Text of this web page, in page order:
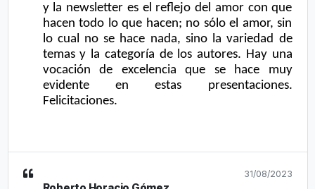
y la newsletter es el reflejo del amor con que
hacen todo lo que hacen; no sólo el amor, sin
lo cual no se hace nada, sino la variedad de
temas y la categoría de los autores. Hay una
vocación de excelencia que se hace muy
evidente en estas presentaciones.
Felicitaciones.
31/08/2023